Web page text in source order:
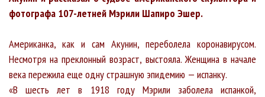
фотографа 107-летней Мэрили Шапиро Эшер.
Американка, как и сам Акунин, переболела коронавирусом.
Несмотря на преклонный возраст, выстояла. Женщина в начале
века пережила еще одну страшную эпидемию — испанку.
«В шесть лет в 1918 году Мэрили заболела испанкой,